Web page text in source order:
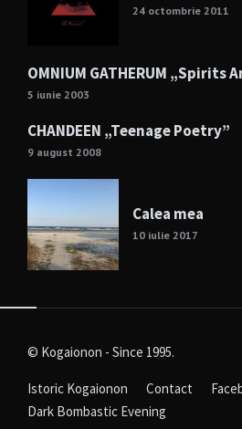
24 octombrie 2011
OMNIUM GATHERUM „Spirits
5 iunie 2003
CHANDEEN „Teenage Poetry”
9 august 2008
Calea mea
10 iulie 2017
© Kogaionon - Since 1995.
Istoric Kogaionon Contact
Dark Bombastic Evening